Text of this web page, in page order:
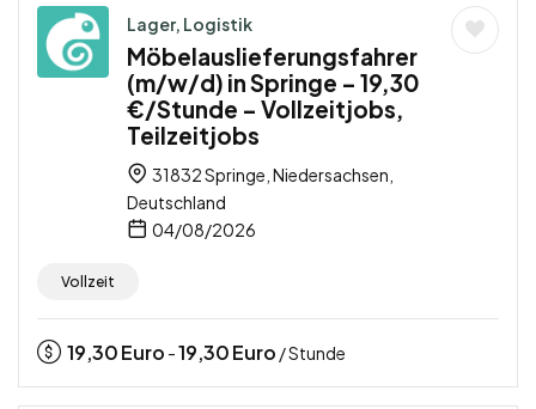
Lager, Logistik
Möbelauslieferungsfahrer
(m/w/d) in Springe – 19,30
€/Stunde – Vollzeitjobs,
Teilzeitjobs
31832 Springe, Niedersachsen,
Deutschland
04/08/2026
Vollzeit
19,30Euro -19,30Euro / Stunde